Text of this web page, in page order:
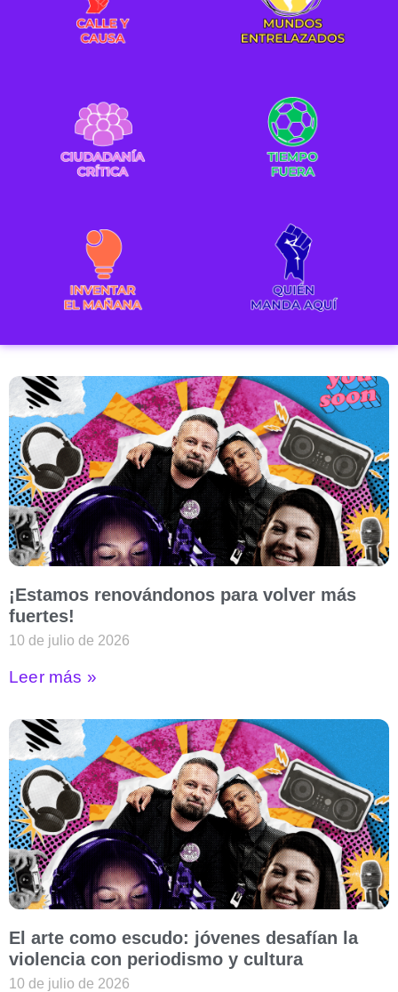
¡Estamos renovándonos para volver más
fuertes!
10 de julio de 2026
Leer más »
El arte como escudo: jóvenes desafían la
violencia con periodismo y cultura
10 de julio de 2026